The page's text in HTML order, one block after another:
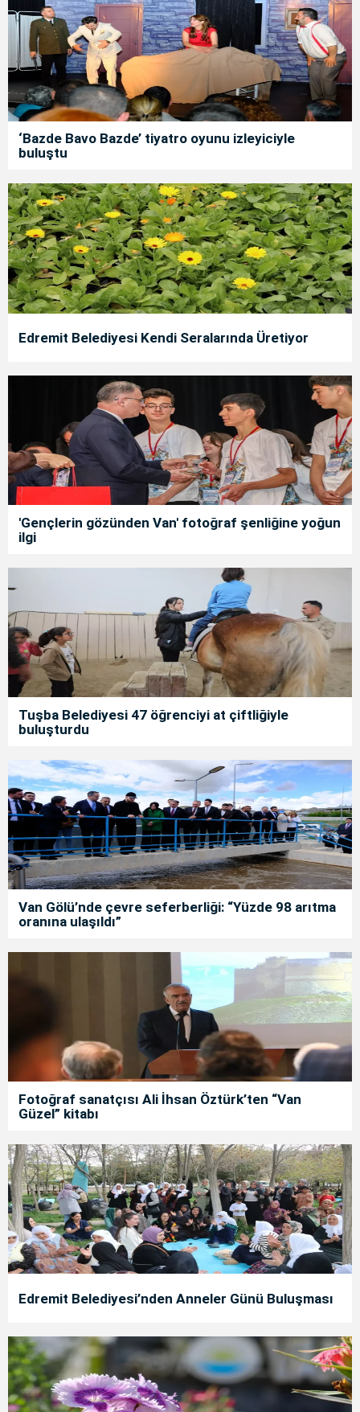
‘Bazde Bavo Bazde’ tiyatro oyunu izleyiciyle
buluştu
Edremit Belediyesi Kendi Seralarında Üretiyor
'Gençlerin gözünden Van' fotoğraf şenliğine yoğun
ilgi
Tuşba Belediyesi 47 öğrenciyi at çiftliğiyle
buluşturdu
Van Gölü’nde çevre seferberliği: “Yüzde 98 arıtma
oranına ulaşıldı”
Fotoğraf sanatçısı Ali İhsan Öztürk’ten “Van
Güzel” kitabı
Edremit Belediyesi’nden Anneler Günü Buluşması